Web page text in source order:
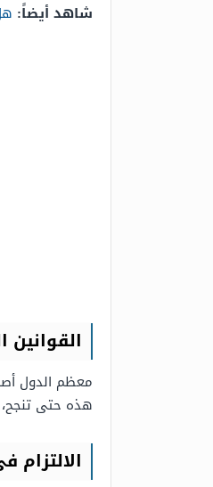
شاهد أيضاً:
القوانين
معظم الدول
هذه حتى تنجح،